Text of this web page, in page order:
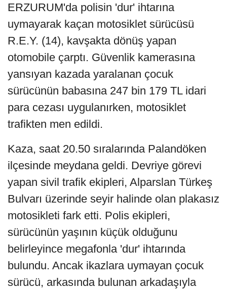
ERZURUM'da polisin 'dur' ihtarına
uymayarak kaçan motosiklet sürücüsü
R.E.Y. (14), kavşakta dönüş yapan
otomobile çarptı. Güvenlik kamerasına
yansıyan kazada yaralanan çocuk
sürücünün babasına 247 bin 179 TL idari
para cezası uygulanırken, motosiklet
trafikten men edildi.
Kaza, saat 20.50 sıralarında Palandöken
ilçesinde meydana geldi. Devriye görevi
yapan sivil trafik ekipleri, Alparslan Türkeş
Bulvarı üzerinde seyir halinde olan plakasız
motosikleti fark etti. Polis ekipleri,
sürücünün yaşının küçük olduğunu
belirleyince megafonla 'dur' ihtarında
bulundu. Ancak ikazlara uymayan çocuk
sürücü, arkasında bulunan arkadaşıyla